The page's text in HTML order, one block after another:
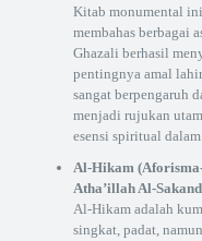
Kitab monumental
membahas berbagai
Ghazali berhasil
pentingnya amal
sangat berpengaruh
menjadi rujukan
esensi spiritual
Al-Hikam
Atha’illah Al-
Al-Hikam adalah
singkat, padat,